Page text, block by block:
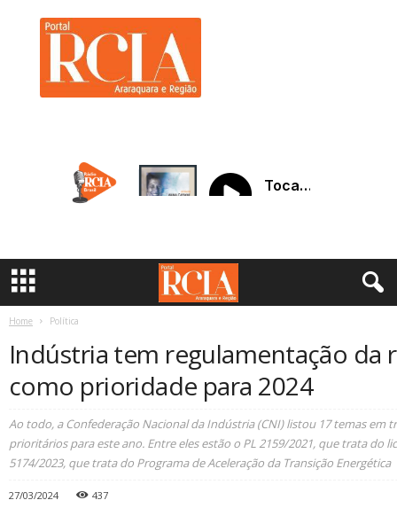
a
Home Política
Indústria tem regulamentação
como prioridade para 2024
Ao todo, a Confederação Nacional da Indústria (CNI) listou 17 temas em
prioritários para este ano. Entre eles estão o PL 2159/2021, que trata do
5174/2023, que trata do Programa de Aceleração da Transição Energética
27/03/2024 437